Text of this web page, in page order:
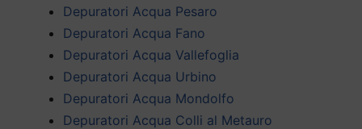
Depuratori Acqua Pesaro
Depuratori Acqua Fano
Depuratori Acqua Vallefoglia
Depuratori Acqua Urbino
Depuratori Acqua Mondolfo
Depuratori Acqua Colli al Metauro